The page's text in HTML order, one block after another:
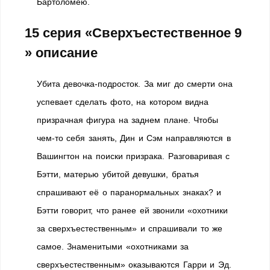
15 серия «Сверхъестественное 9
» описание
Убита девочка-подросток. За миг до смерти она
успевает сделать фото, на котором видна
призрачная фигура на заднем плане. Чтобы
чем-то себя занять, Дин и Сэм направляются в
Вашингтон на поиски призрака. Разговаривая с
Бэтти, матерью убитой девушки, братья
спрашивают её о паранормальных знаках? и
Бэтти говорит, что ранее ей звонили «охотники
за сверхъестественным» и спрашивали то же
самое. Знаменитыми «охотниками за
сверхъестественным» оказываются Гарри и Эд.